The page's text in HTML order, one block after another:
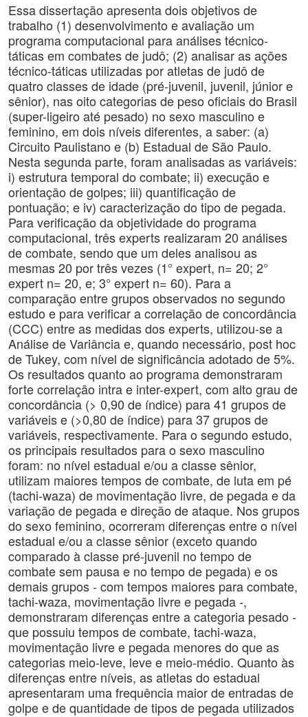
Essa dissertação apresenta dois objetivos de
trabalho (1) desenvolvimento e avaliação um
programa computacional para análises técnico-
táticas em combates de judô; (2) analisar as ações
técnico-táticas utilizadas por atletas de judô de
quatro classes de idade (pré-juvenil, juvenil, júnior e
sênior), nas oito categorias de peso oficiais do Brasil
(super-ligeiro até pesado) no sexo masculino e
feminino, em dois níveis diferentes, a saber: (a)
Circuito Paulistano e (b) Estadual de São Paulo.
Nesta segunda parte, foram analisadas as variáveis:
i) estrutura temporal do combate; ii) execução e
orientação de golpes; iii) quantificação de
pontuação; e iv) caracterização do tipo de pegada.
Para verificação da objetividade do programa
computacional, três experts realizaram 20 análises
de combate, sendo que um deles analisou as
mesmas 20 por três vezes (1° expert, n= 20; 2°
expert n= 20, e; 3° expert n= 60). Para a
comparação entre grupos observados no segundo
estudo e para verificar a correlação de concordância
(CCC) entre as medidas dos experts, utilizou-se a
Análise de Variância e, quando necessário, post hoc
de Tukey, com nível de significância adotado de 5%.
Os resultados quanto ao programa demonstraram
forte correlação intra e inter-expert, com alto grau de
concordância (> 0,90 de índice) para 41 grupos de
variáveis e (>0,80 de índice) para 37 grupos de
variáveis, respectivamente. Para o segundo estudo,
os principais resultados para o sexo masculino
foram: no nível estadual e/ou a classe sênior,
utilizam maiores tempos de combate, de luta em pé
(tachi-waza) de movimentação livre, de pegada e da
variação de pegada e direção de ataque. Nos grupos
do sexo feminino, ocorreram diferenças entre o nível
estadual e/ou a classe sênior (exceto quando
comparado à classe pré-juvenil no tempo de
combate sem pausa e no tempo de pegada) e os
demais grupos - com tempos maiores para combate,
tachi-waza, movimentação livre e pegada -,
demonstraram diferenças entre a categoria pesado -
que possuiu tempos de combate, tachi-waza,
movimentação livre e pegada menores do que as
categorias meio-leve, leve e meio-médio. Quanto às
diferenças entre níveis, as atletas do estadual
apresentaram uma frequência maior de entradas de
golpe e de quantidade de tipos de pegada utilizados